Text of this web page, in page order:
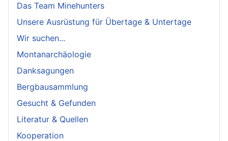
Das Team Minehunters
Unsere Ausrüstung für Übertage & Untertage
Wir suchen...
Montanarchäologie
Danksagungen
Bergbausammlung
Gesucht & Gefunden
Literatur & Quellen
Kooperation